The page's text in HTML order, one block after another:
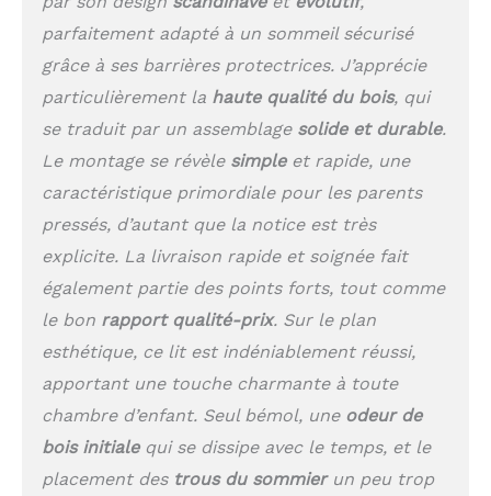
sorte que vous pouvez
entrée plus facile pour
votre enfant qu'il
également un accès
plus facile pour vous si
vous voulez vous
asseoir à côté de votre
enfant. Montage facile -
des instructions claires
sont incluses. Vous
n'aurez aucun problème
pour assembler notre
lit. En plus, dans la
trouverez un schéma
avec les dimensions
pour vérifier si le lit
s'adapte parfaitement à
la chambre de votre
parfaitement adapté à un sommeil sécurisé
grâce à ses barrières protectrices. J’apprécie
particulièrement la haute qualité du bois, qui
se traduit par un assemblage solide et durable.
Le montage se révèle simpleet rapide, une
caractéristique primordiale pour les parents
pressés, d’autant que la notice est très
explicite. La livraison rapide et soignée fait
également partie des points forts, tout comme
le bon rapport qualité-prix. Sur le plan
esthétique, ce lit est indéniablement réussi,
apportant une touche charmante à toute
chambre d’enfant. Seul bémol, une odeur de
bois initialequi se dissipe avec le temps, et le
placement des trous du sommierun peu trop